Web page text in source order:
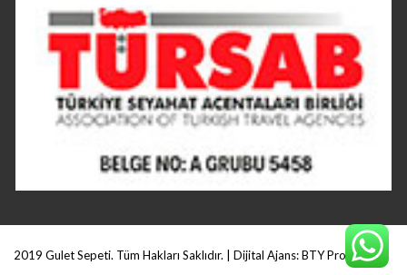
2019 Gulet Sepeti. Tüm Hakları Saklıdır. | Dijital Ajans:BTY Production